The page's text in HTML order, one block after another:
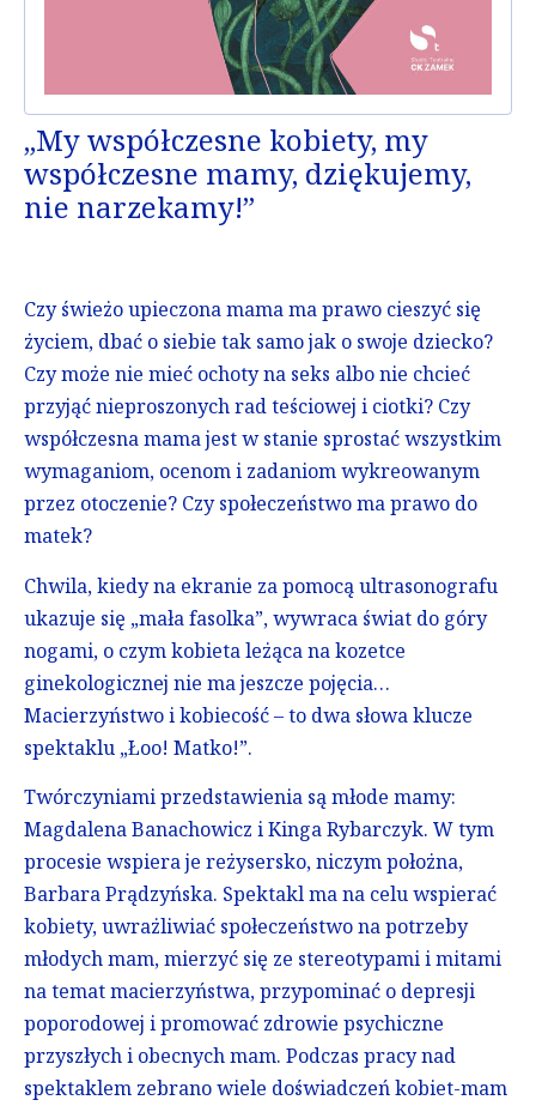
„My współczesne kobiety, my
współczesne mamy, dziękujemy,
nie narzekamy!”
Czy świeżo upieczona mama ma prawo cieszyć się
życiem, dbać o siebie tak samo jak o swoje dziecko?
Czy może nie mieć ochoty na seks albo nie chcieć
przyjąć nieproszonych rad teściowej i ciotki? Czy
współczesna mama jest w stanie sprostać wszystkim
wymaganiom, ocenom i zadaniom wykreowanym
przez otoczenie? Czy społeczeństwo ma prawo do
matek?
Chwila, kiedy na ekranie za pomocą ultrasonografu
ukazuje się „mała fasolka”, wywraca świat do góry
nogami, o czym kobieta leżąca na kozetce
ginekologicznej nie ma jeszcze pojęcia…
Macierzyństwo i kobiecość – to dwa słowa klucze
spektaklu „Łoo! Matko!”.
Twórczyniami przedstawienia są młode mamy:
Magdalena Banachowicz i Kinga Rybarczyk. W tym
procesie wspiera je reżysersko, niczym położna,
Barbara Prądzyńska. Spektakl ma na celu wspierać
kobiety, uwrażliwiać społeczeństwo na potrzeby
młodych mam, mierzyć się ze stereotypami i mitami
na temat macierzyństwa, przypominać o depresji
poporodowej i promować zdrowie psychiczne
przyszłych i obecnych mam. Podczas pracy nad
spektaklem zebrano wiele doświadczeń kobiet-mam